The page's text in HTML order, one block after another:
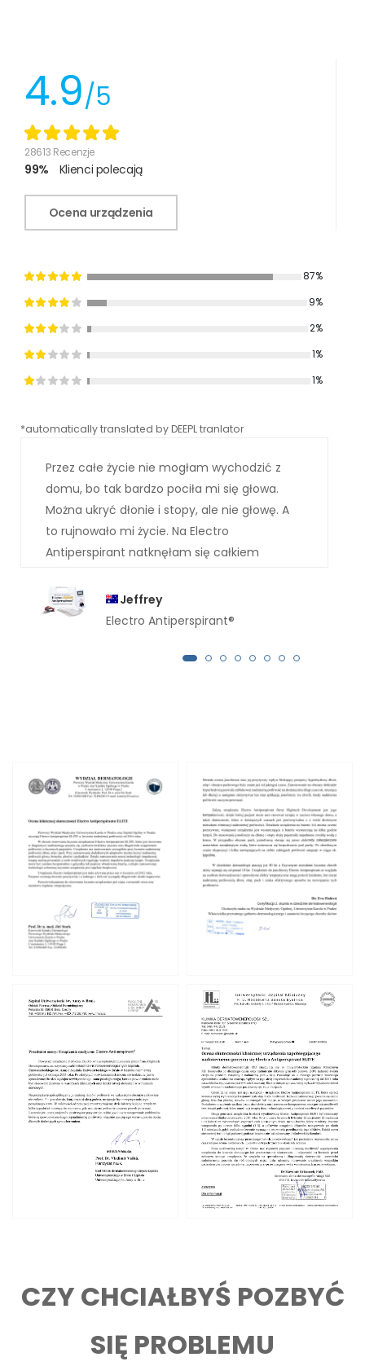
4.9/5
28613 Recenzje
99% Klienci polecają
Ocena urządzenia
87%
9%
2%
1%
1%
*automatically translated by DEEPL tranlator
Przez całe życie nie mogłam wychodzić z
domu, bo tak bardzo pociła mi się głowa.
Można ukryć dłonie i stopy, ale nie głowę. A
to rujnowało mi życie. Na Electro
Antiperspirant natknęłam się całkiem
Pewnie domyślasz się, jak to się skończyło.
Jestem absolutnie sucha. Strumienie potu,
Jeffrey
Electro Antiperspirant®
CZY CHCIAŁBYŚ POZBYĆ
SIĘ PROBLEMU